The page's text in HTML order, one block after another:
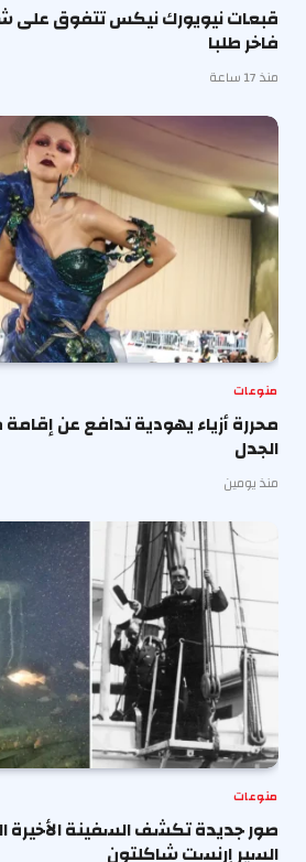
قبعات نيويورك نيكس تتفوق على
فاخر طلبا
منذ 17 ساعة
منوعات
محررة أزياء يهودية تدافع عن إقامة
الجدل
منذ يومين
منوعات
صور جديدة تكشف السفينة الأخيرة
السير إرنست شاكلتون